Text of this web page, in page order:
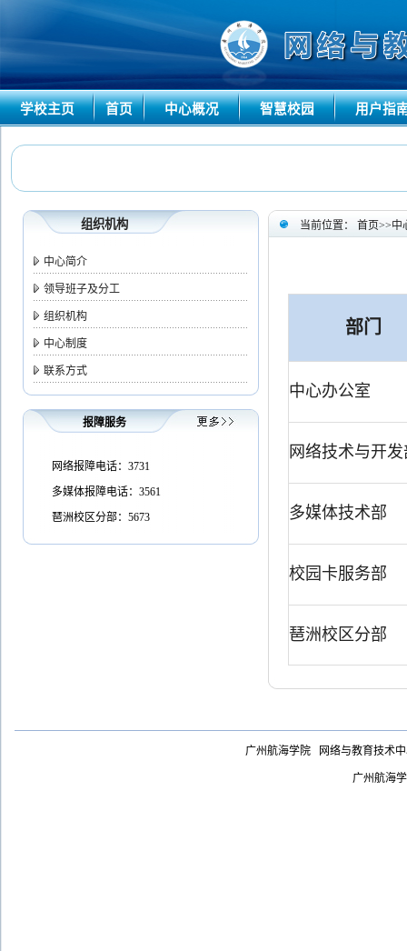
学校主页 首页 中心概况 智慧校园 用户指
组织机构
中心简介
领导班子及分工
组织机构
中心制度
联系方式
报障服务
网络报障电话：3731
多媒体报障电话：3561
琶洲校区分部：5673
当前位置： 首页>>中
部门
中心办公室
网络技术与开发
多媒体技术部
校园卡服务部
琶洲校区分部
广州航海学院 网络与教育技术
广州航海